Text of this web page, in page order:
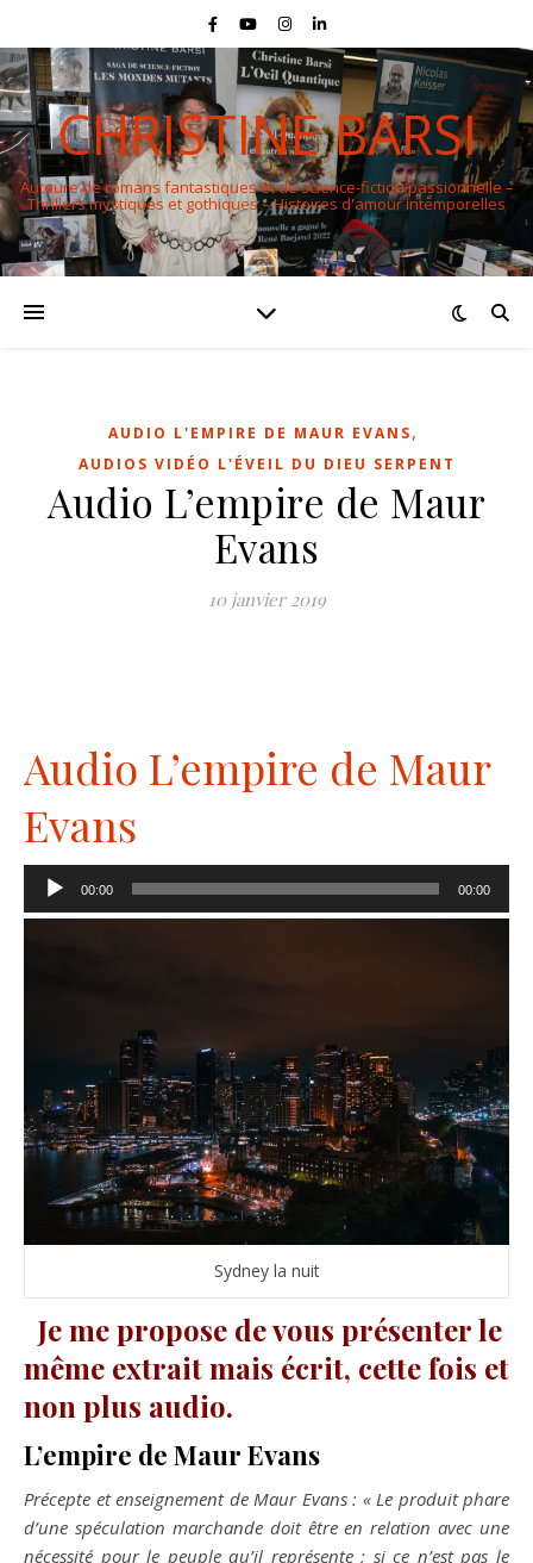
CHRISTINE BARSI
Auteure de romans fantastiques et de science-fiction passionnelle –
Thrillers mystiques et gothiques – Histoires d'amour intemporelles
AUDIO L'EMPIRE DE MAUR EVANS,
AUDIOS VIDÉO L'ÉVEIL DU DIEU SERPENT
Audio L’empire de Maur
Evans
10 janvier 2019
Audio L’empire de Maur
Evans
Lecteur
audio
00:00 00:00
Sydney la nuit
Je me propose de vous présenter le
même extrait mais écrit, cette fois et
non plus audio.
L’empire de Maur Evans
Précepte et enseignement de Maur Evans : « Le produit phare
d’une spéculation marchande doit être en relation avec une
nécessité pour le peuple qu’il représente ; si ce n’est pas le